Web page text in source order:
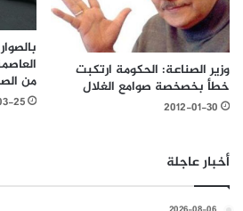
وزير الصناعة: الحكومة ارتكبت
خطأ بخصخصة صوامع الغلال
2012-01-30
من
25
أخبار عاجلة